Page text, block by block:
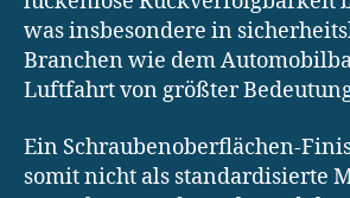
was insbesondere in
Branchen wie dem
Luftfahrt von größter
Ein Schraubenoberflächen-
somit nicht als standardisierte